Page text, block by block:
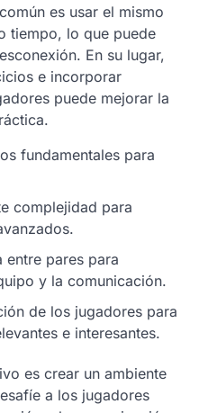
es usar el mismo
tiempo, lo que puede
En su lugar,
e incorporar
puede mejorar la
fundamentales para
complejidad para
entre pares para
y la comunicación.
de los jugadores para
e interesantes.
es crear un ambiente
a los jugadores